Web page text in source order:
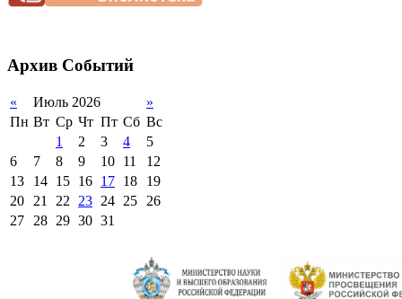
Архив Событий
« Июль 2026
»
Пн Вт Ср Чт Пт Сб Вс
1
2 3 4
5
6
7 8 9 10 11
12
13
14 15 16 17 18
19
20 21 22 23 24 25 26
27 28 29 30 31